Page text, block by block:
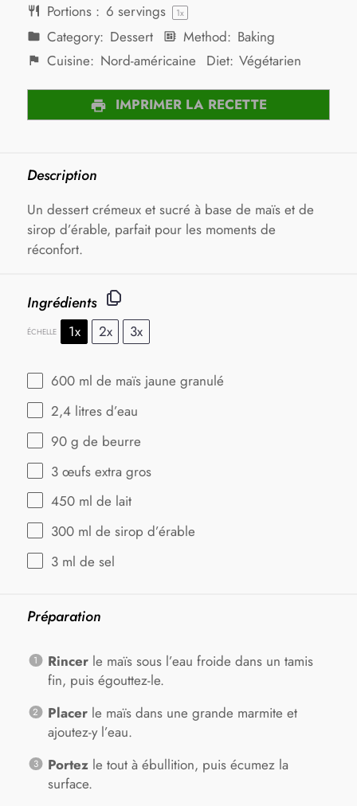
Portions : 6 servings 1x
Category: Dessert Method: Baking
Cuisine: Nord-américaine Diet: Végétarien
IMPRIMER LA RECETTE
Description
Un dessert crémeux et sucré à base de maïs et de
sirop d’érable, parfait pour les moments de
réconfort.
Ingrédients
ÉCHELLE 1x 2x 3x
600 ml de maïs jaune granulé
2,4 litres d’eau
90 g de beurre
3 œufs extra gros
450 ml de lait
300 ml de sirop d’érable
3 ml de sel
Préparation
Rincerle maïs sous l’eau froide dans un tamis
fin, puis égouttez-le.
Placerle maïs dans une grande marmite et
ajoutez-y l’eau.
Portezle tout à ébullition, puis écumez la
surface.